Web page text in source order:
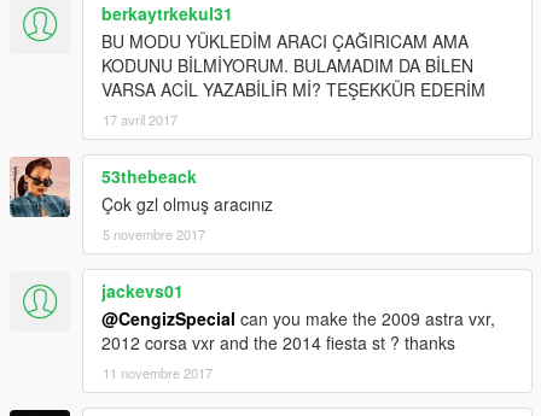
berkaytrkekul31
BU MODU YÜKLEDİM ARACI ÇAĞIRICAM AMA
KODUNU BİLMİYORUM. BULAMADIM DA BİLEN
VARSA ACİL YAZABİLİR Mİ? TEŞEKKÜR EDERİM
17 avril 2017
53thebeack
Çok gzl olmuş aracınız
5 novembre 2017
jackevs01
@CengizSpecial can you make the 2009 astra vxr,
2012 corsa vxr and the 2014 fiesta st ? thanks
11 novembre 2017